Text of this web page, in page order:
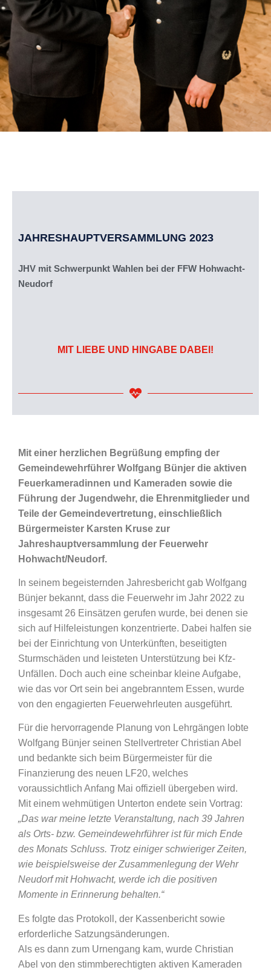
JAHRESHAUPTVERSAMMLUNG 2023
JHV mit Schwerpunkt Wahlen bei der FFW Hohwacht-
Neudorf
MIT LIEBE UND HINGABE DABEI!
Mit einer herzlichen Begrüßung empfing der
Gemeindewehrführer Wolfgang Bünjer die aktiven
Feuerkameradinnen und Kameraden sowie die
Führung der Jugendwehr, die Ehrenmitglieder und
Teile der Gemeindevertretung, einschließlich
Bürgermeister Karsten Kruse zur
Jahreshauptversammlung der Feuerwehr
Hohwacht/Neudorf.
In seinem begeisternden Jahresbericht gab Wolfgang
Bünjer bekannt, dass die Feuerwehr im Jahr 2022 zu
insgesamt 26 Einsätzen gerufen wurde, bei denen sie
sich auf Hilfeleistungen konzentrierte. Dabei halfen sie
bei der Einrichtung von Unterkünften, beseitigten
Sturmschäden und leisteten Unterstützung bei Kfz-
Unfällen. Doch auch eine scheinbar kleine Aufgabe,
wie das vor Ort sein bei angebranntem Essen, wurde
von den engagierten Feuerwehrleuten ausgeführt.
Für die hervorragende Planung von Lehrgängen lobte
Wolfgang Bünjer seinen Stellvertreter Christian Abel
und bedankte sich beim Bürgermeister für die
Finanzierung des neuen LF20, welches
voraussichtlich Anfang Mai offiziell übergeben wird.
Mit einem wehmütigen Unterton endete sein Vortrag:
„Das war meine letzte Veranstaltung, nach 39 Jahren
als Orts- bzw. Gemeindewehrführer ist für mich Ende
des Monats Schluss. Trotz einiger schwieriger Zeiten,
wie beispielsweise der Zusammenlegung der Wehr
Neudorf mit Hohwacht, werde ich die positiven
Momente in Erinnerung behalten.“
Es folgte das Protokoll, der Kassenbericht sowie
erforderliche Satzungsänderungen.
Als es dann zum Urnengang kam, wurde Christian
Abel von den stimmberechtigten aktiven Kameraden